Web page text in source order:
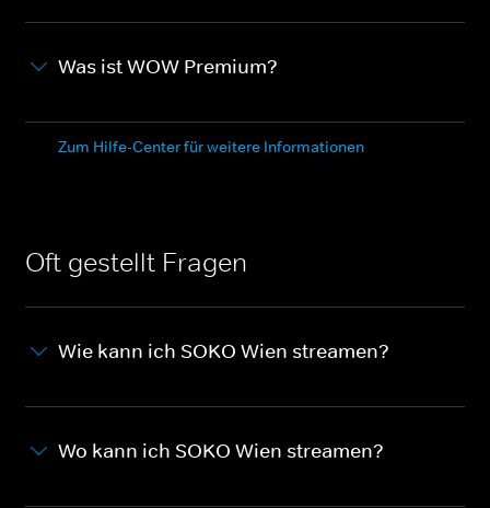
Was ist WOW Premium?
Zum Hilfe-Center für weitere Informationen
Oft gestellt Fragen
Wie kann ich SOKO Wien streamen?
Wo kann ich SOKO Wien streamen?